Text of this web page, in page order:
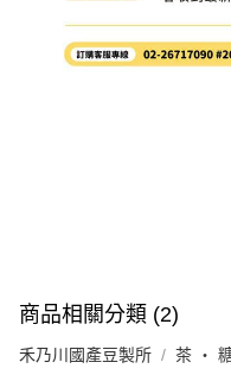
商品相關分類 (2)
禾乃川國產豆製所 茶 ‧